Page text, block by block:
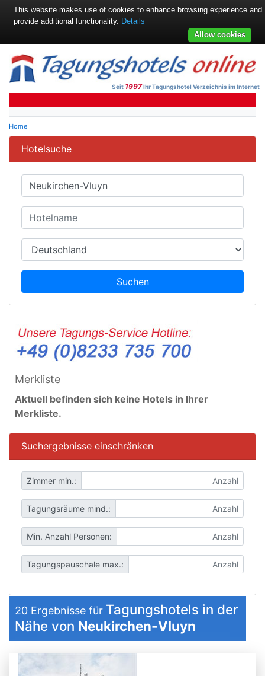
Seit 1997Ihr Tagungshotel Verzeichnis im Internet
Home
Hotelsuche
Suchen
Merkliste
Aktuell befinden sich keine Hotels in Ihrer
Merkliste.
Suchergebnisse einschränken
Zimmer min.:
Tagungsräume mind.:
Min. Anzahl Personen:
Tagungspauschale max.:
20 Ergebnisse für Tagungshotels in der
Nähe von Neukirchen-Vluyn
This website makes use of cookies to enhance browsing experience and
provide additional functionality. Details
Allow cookies